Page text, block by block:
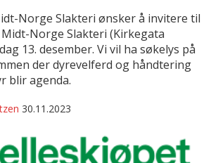
Norge Slakteri ønsker å invitere til
Norge Slakteri (Kirkegata
13. desember. Vi vil ha søkelys på
der dyrevelferd og håndtering
blir agenda.
30.11.2023